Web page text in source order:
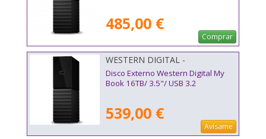
485,00 €
Comprar
WESTERN DIGITAL -
WDBBGB0160HBK-EESN
Disco Externo Western Digital My
Book 16TB/ 3.5"/ USB 3.2
539,00 €
Avísame